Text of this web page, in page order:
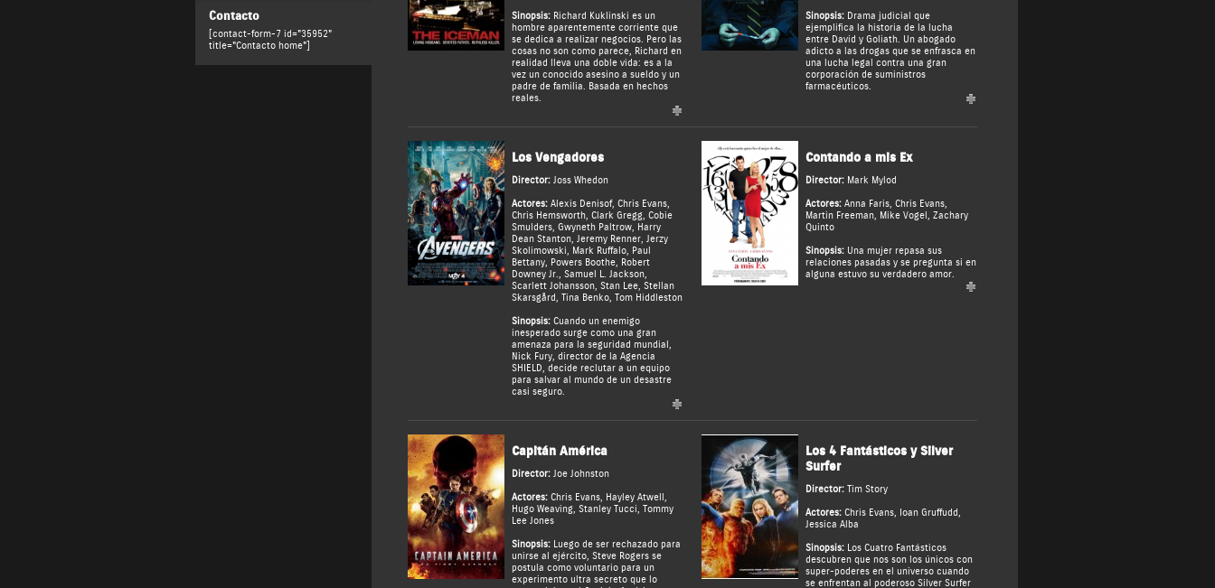
Contacto
[contact-form-7 id="35952"
title="Contacto home"]
Sinopsis:Richard Kuklinski es un
hombre aparentemente corriente que
se dedica a realizar negocios. Pero las
cosas no son como parece, Richard en
realidad lleva una doble vida: es a la
vez un conocido asesino a sueldo y un
padre de familia. Basada en hechos
reales.
Sinopsis:Drama judicial que
ejemplifica la historia de la lucha
entre David y Goliath. Un abogado
adicto a las drogas que se enfrasca en
una lucha legal contra una gran
corporación de suministros
farmacéuticos.
Los Vengadores
Director: Joss Whedon
Actores: Alexis Denisof, Chris Evans,
Chris Hemsworth, Clark Gregg, Cobie
Smulders, Gwyneth Paltrow, Harry
Dean Stanton, Jeremy Renner, Jerzy
Skolimowski, Mark Ruffalo, Paul
Bettany, Powers Boothe, Robert
Downey Jr., Samuel L. Jackson,
Scarlett Johansson, Stan Lee, Stellan
Skarsgård, Tina Benko, Tom Hiddleston
Sinopsis:Cuando un enemigo
inesperado surge como una gran
amenaza para la seguridad mundial,
Nick Fury, director de la Agencia
SHIELD, decide reclutar a un equipo
para salvar al mundo de un desastre
casi seguro.
Contando a mis Ex
Director: Mark Mylod
Actores: Anna Faris, Chris Evans,
Martin Freeman, Mike Vogel , Zachary
Quinto
Sinopsis:Una mujer repasa sus
relaciones pasadas y se pregunta si en
alguna estuvo su verdadero amor.
Capitán América
Director: Joe Johnston
Actores: Chris Evans, Hayley Atwell ,
Hugo Weaving, Stanley Tucci, Tommy
Lee Jones
Sinopsis:Luego de ser rechazado para
unirse al ejército, Steve Rogers se
postula como voluntario para un
experimento ultra secreto que lo
Los 4 Fantásticos y Silver
Surfer
Director: Tim Story
Actores: Chris Evans, Ioan Gruffudd,
Jessica Alba
Sinopsis:Los Cuatro Fantásticos
descubren que nos son los únicos con
super-poderes en el universo cuando
se enfrentan al poderoso Silver Surfer